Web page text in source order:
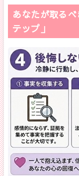
あなたが取る
テップ」